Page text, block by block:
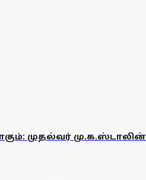
முதல்வர் மு.க.ஸ்டாலின்